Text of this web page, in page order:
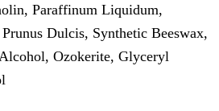
Paraffinum Liquidum,
Dulcis, Synthetic Beeswax,
Ozokerite, Glyceryl